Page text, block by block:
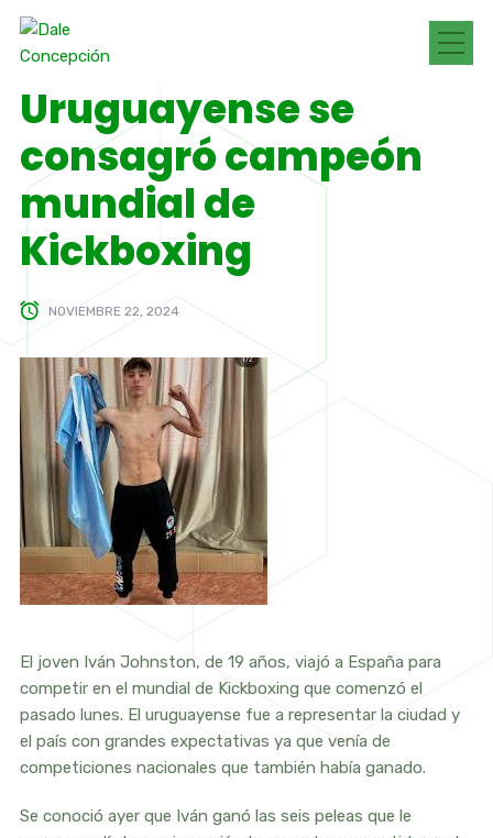
Uruguayense se
consagró campeón
mundial de
Kickboxing
NOVIEMBRE 22, 2024
El joven Iván Johnston, de 19 años, viajó a España para
competir en el mundial de Kickboxing que comenzó el
pasado lunes. El uruguayense fue a representar la ciudad y
el país con grandes expectativas ya que venía de
competiciones nacionales que también había ganado.
Se conoció ayer que Iván ganó las seis peleas que le